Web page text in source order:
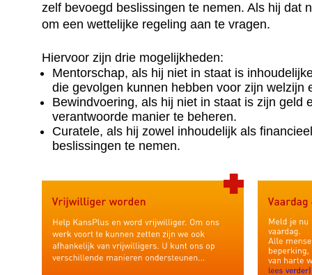
zelf bevoegd beslissingen te nemen. Als hij dat
om een wettelijke regeling aan te vragen.
Hiervoor zijn drie mogelijkheden:
Mentorschap, als hij niet in staat is
die gevolgen kunnen hebben voor zijn welzijn
Bewindvoering, als hij niet in staat is zijn geld
verantwoorde manier te beheren.
Curatele, als hij zowel inhoudelijk als
beslissingen te nemen.